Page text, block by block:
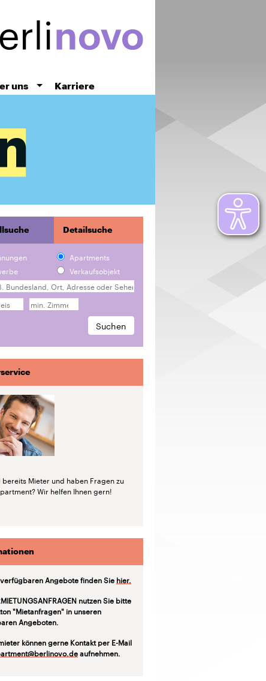
uns Karriere
Detailsuche
Apartments
Verkaufsobjekt
bereits Mieter und haben Fragen zu
Wir helfen Ihnen gern!
Angebote finden Sie hier.
nutzen Sie bitte
"Mietanfragen" in unseren
Angeboten.
können gerne Kontakt per E-Mail
aufnehmen.